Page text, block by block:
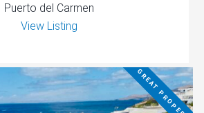
Puerto del Carmen
View Listing
GREAT PROPERTY